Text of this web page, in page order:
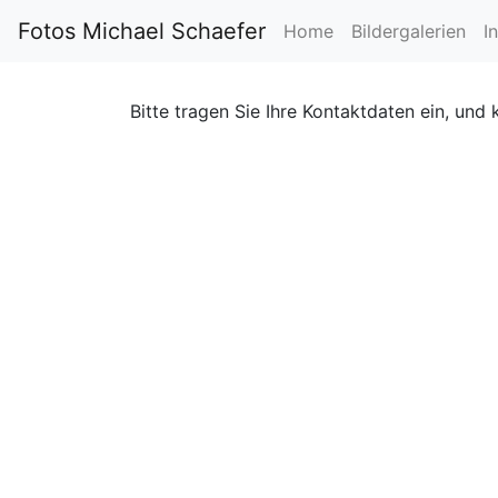
Fotos Michael Schaefer Home Bildergalerien
Bitte tragen Sie Ihre Kontaktdaten ein, und